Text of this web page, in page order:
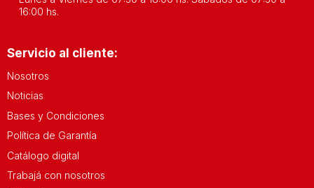
16:00 hs.
Servicio al cliente:
Nosotros
Noticias
Bases y Condiciones
Política de Garantía
Catálogo digital
Trabajá con nosotros